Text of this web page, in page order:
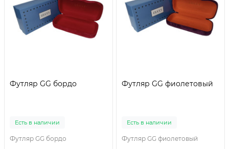
Футляр GG бордо
Есть в наличии
Футляр GG бордо
Футляр GG фиолетовый
Есть в наличии
Футляр GG фиолетовый